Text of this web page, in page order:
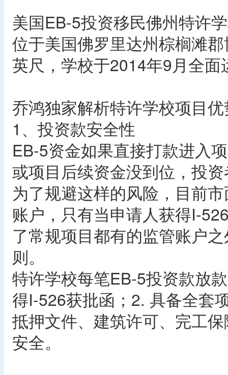
美国EB-5投资移民佛州特许
位于美国佛罗里达州棕榈滩
英尺，学校于2014年9月全
乔鸿独家解析特许学校项目
1、投资款安全性
EB-5资金如果直接打款进入
或项目后续资金没到位，投
为了规避这样的风险，目前
账户，只有当申请人获得I-
了常规项目都有的监管账户
则。
特许学校每笔EB-5投资款放
得I-526获批函；2. 具备全套
抵押文件、建筑许可、完工
安全。